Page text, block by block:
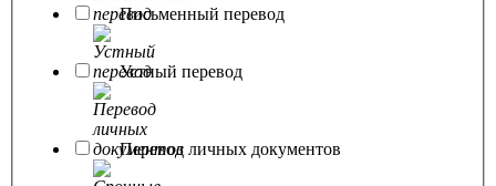
Письменный перевод
Устный перевод
Перевод личных документов